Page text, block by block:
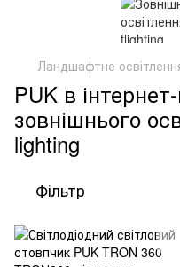
Ландшафтне
PUK в
зовнішнього
lighting
Фільтр